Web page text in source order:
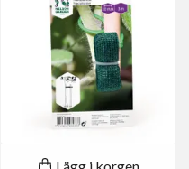
Lägg i korgen